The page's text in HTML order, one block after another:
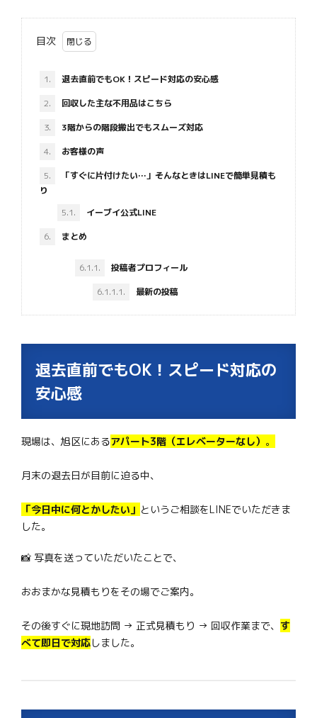
目次
1.
退去直前でもOK！スピード対応の安心感
2.
回収した主な不用品はこちら
3.
3階からの階段搬出でもスムーズ対応
4.
お客様の声
5.
「すぐに片付けたい…」そんなときはLINEで簡単見積も
り
5.1.
イーブイ公式LINE
6.
まとめ
6.1.1.
投稿者プロフィール
6.1.1.1.
最新の投稿
退去直前でもOK！スピード対応の
安心感
現場は、旭区にあるアパート3階（エレベーターなし） 。
月末の退去日が目前に迫る中、
「今日中に何とかしたい」 というご相談をLINEでいただきま
した。
📸 写真を送っていただいたことで、
おおまかな見積もりをその場でご案内。
その後すぐに現地訪問 → 正式見積もり → 回収作業まで、 す
べて即日で対応しました。